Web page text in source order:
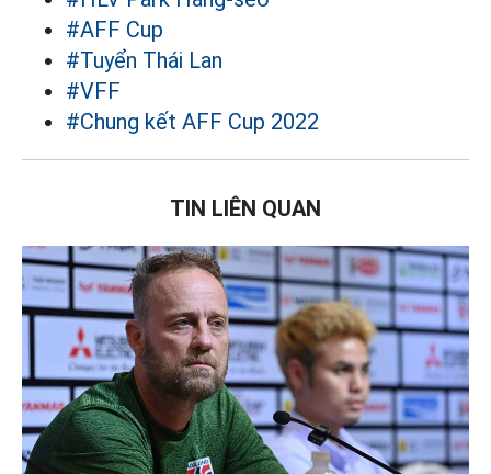
#AFF Cup
#Tuyển Thái Lan
#VFF
#Chung kết AFF Cup 2022
TIN LIÊN QUAN